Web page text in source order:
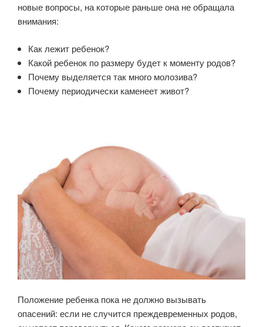
новые вопросы, на которые раньше она не обращала
внимания:
Как лежит ребенок?
Какой ребенок по размеру будет к моменту родов?
Почему выделяется так много молозива?
Почему периодически каменеет живот?
Положение ребенка пока не должно вызывать
опасений: если не случится преждевременных родов,